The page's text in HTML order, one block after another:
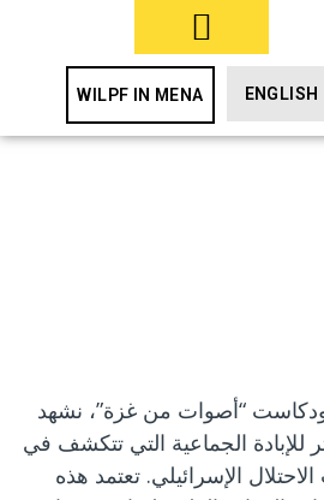
WILPF IN MENA ENGLISH
“أصوات من غزة”، نشهد
للإبادة الجماعية التي تتكشف في
الإسرائيلي. تعتمد هذه